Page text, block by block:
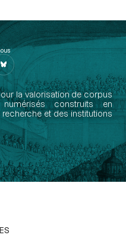
la valorisation de corpus
construits en
et des institutions